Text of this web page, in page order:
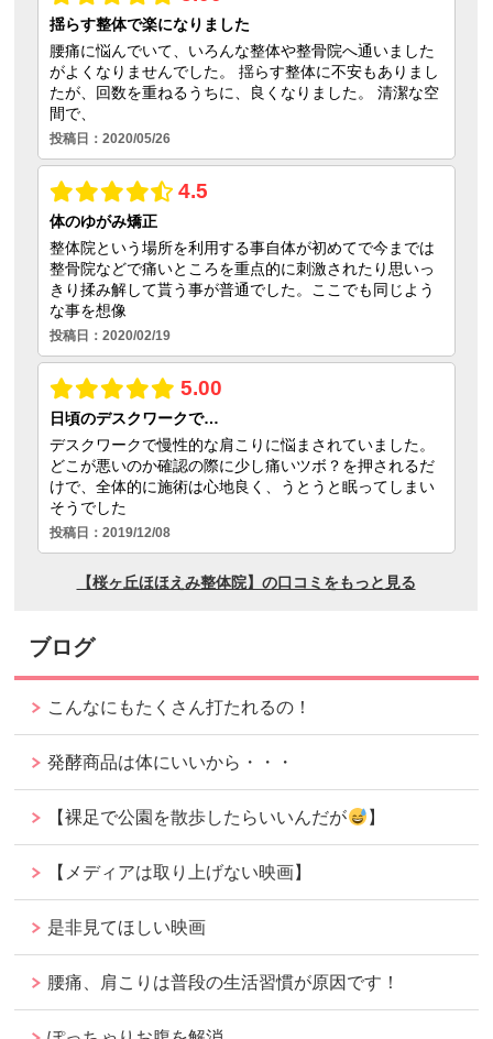
ブログ
こんなにもたくさん打たれるの！
発酵商品は体にいいから・・・
【裸足で公園を散歩したらいいんだが 】
【メディアは取り上げない映画】
是非見てほしい映画
腰痛、肩こりは普段の生活習慣が原因です！